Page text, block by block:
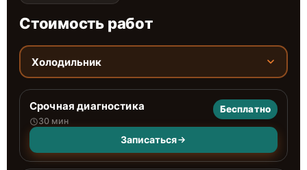
Стоимость работ
Холодильник
Срочная диагностика
30 мин
Бесплатно
Записаться